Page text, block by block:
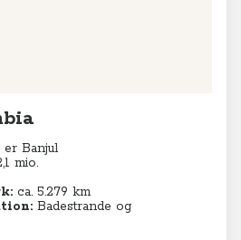
er Banjul
mio.
ca. 5.279 km
Badestrande og